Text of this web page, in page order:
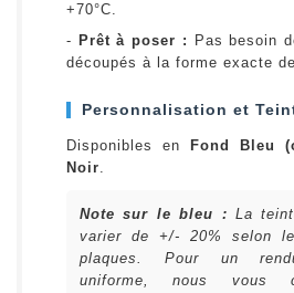
+70°C.
- Prêt à poser :
Pas besoin
découpés à la forme exacte
Personnalisation et
Disponibles en Fond Bleu
Noir.
Note sur le bleu : La
varier de +/- 20% selon
plaques. Pour un
uniforme, nous vous